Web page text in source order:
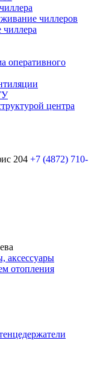
чиллеров
чиллера
оперативного
центра
204 +7 (4872) 710-
аксессуары
отопления